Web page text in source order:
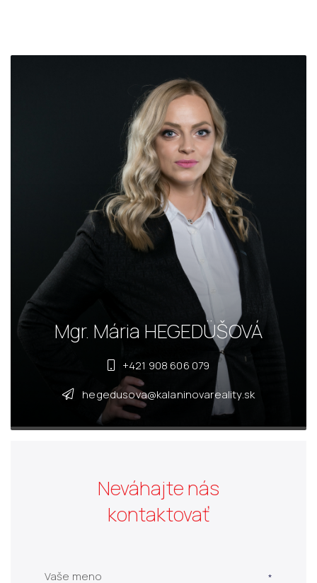
Mgr. Mária HEGEDÜŠOVÁ
+421 908 606 079
hegedusova@kalaninovareality.sk
Neváhajte nás
kontaktovať
Vaše meno